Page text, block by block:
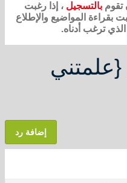
تقوم بالتسجيل ، إذا رغبت
بقراءة المواضيع والإطلاع
ترغب أدناه.
إضافة رد